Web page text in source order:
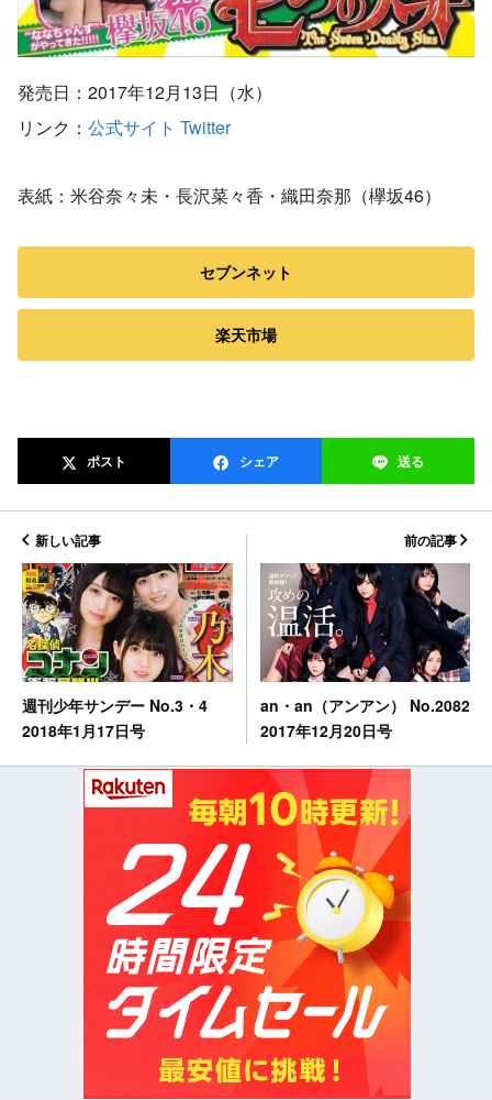
発売日：2017年12月13日（水）
リンク： 公式サイト Twitter
表紙：米谷奈々未・長沢菜々香・織田奈那（欅坂46）
セブンネット
楽天市場
ポスト シェア 送る
新しい記事
週刊少年サンデー No.3・4
2018年1月17日号
前の記事
an・an（アンアン） No.2082
2017年12月20日号